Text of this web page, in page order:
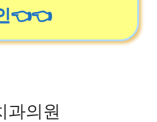
👈👈
과의원